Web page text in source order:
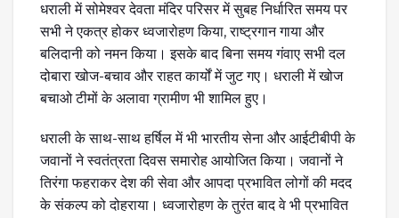
धराली में सोमेश्वर देवता मंदिर परिसर में सुबह निर्धारित समय पर
सभी ने एकत्र होकर ध्वजारोहण किया, राष्ट्रगान गाया और
बलिदानी को नमन किया। इसके बाद बिना समय गंवाए सभी दल
दोबारा खोज-बचाव और राहत कार्यों में जुट गए। धराली में खोज
बचाओ टीमों के अलावा ग्रामीण भी शामिल हुए।
धराली के साथ-साथ हर्षिल में भी भारतीय सेना और आईटीबीपी के
जवानों ने स्वतंत्रता दिवस समारोह आयोजित किया। जवानों ने
तिरंगा फहराकर देश की सेवा और आपदा प्रभावित लोगों की मदद
के संकल्प को दोहराया। ध्वजारोहण के तुरंत बाद वे भी प्रभावित